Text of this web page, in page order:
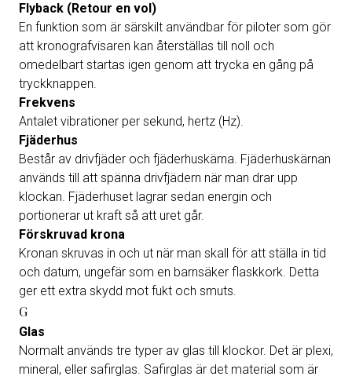
Flyback (Retour en vol)
En funktion som är särskilt användbar för piloter som gör
att kronografvisaren kan återställas till noll och
omedelbart startas igen genom att trycka en gång på
tryckknappen.
Frekvens
Antalet vibrationer per sekund, hertz (Hz).
Fjäderhus
Består av drivfjäder och fjäderhuskärna. Fjäderhuskärnan
används till att spänna drivfjädern när man drar upp
klockan. Fjäderhuset lagrar sedan energin och
portionerar ut kraft så att uret går.
Förskruvad krona
Kronan skruvas in och ut när man skall för att ställa in tid
och datum, ungefär som en barnsäker flaskkork. Detta
ger ett extra skydd mot fukt och smuts.
G
Glas
Normalt används tre typer av glas till klockor. Det är plexi,
mineral, eller safirglas. Safirglas är det material som är